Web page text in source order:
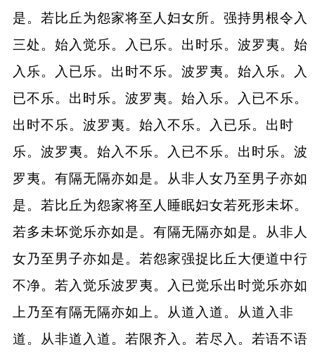
是。若比丘为怨家将至人妇女所。强持男根令入
三处。始入觉乐。入已乐。出时乐。波罗夷。始
入乐。入已乐。出时不乐。波罗夷。始入乐。入
已不乐。出时乐。波罗夷。始入乐。入已不乐。
出时不乐。波罗夷。始入不乐。入已乐。出时
乐。波罗夷。始入不乐。入已不乐。出时乐。波
罗夷。有隔无隔亦如是。从非人女乃至男子亦如
是。若比丘为怨家将至人睡眠妇女若死形未坏。
若多未坏觉乐亦如是。有隔无隔亦如是。从非人
女乃至男子亦如是。若怨家强捉比丘大便道中行
不净。若入觉乐波罗夷。入已觉乐出时觉乐亦如
上乃至有隔无隔亦如上。从道入道。从道入非
道。从非道入道。若限齐入。若尽入。若语不语